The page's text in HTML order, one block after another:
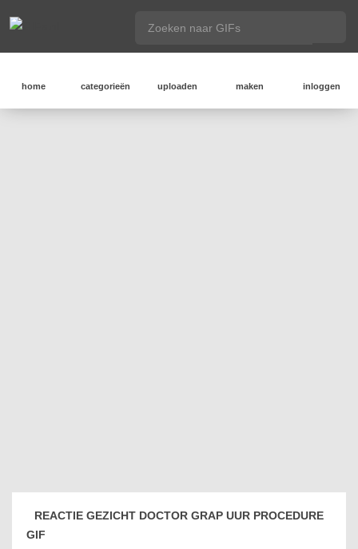
home categorieën uploaden maken inloggen
REACTIE GEZICHT DOCTOR GRAP UUR PROCEDURE
GIF